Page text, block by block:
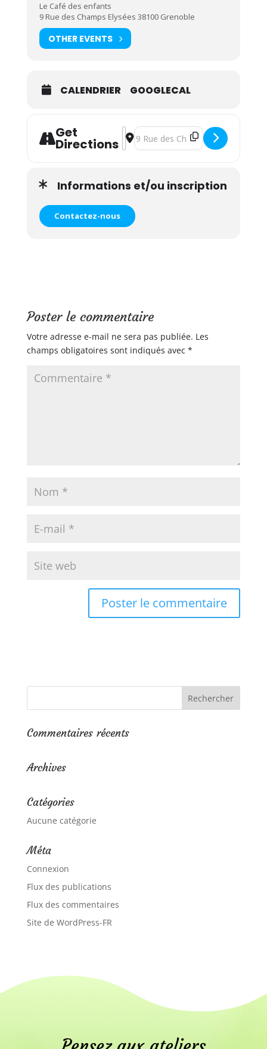
Le Café des enfants
9 Rue des Champs Elysées 38100 Grenoble
OTHER EVENTS
CALENDRIER GOOGLECAL
Get
Directions
Address - Atelier yoga parent/
Destination Address - Atelier
Informations et/ou inscription
Contactez-nous
Poster le commentaire
Votre adresse e-mail ne sera pas publiée. Les
champs obligatoires sont indiqués avec *
Commentaires récents
Archives
Catégories
Aucune catégorie
Méta
Connexion
Flux des publications
Flux des commentaires
Site de WordPress-FR